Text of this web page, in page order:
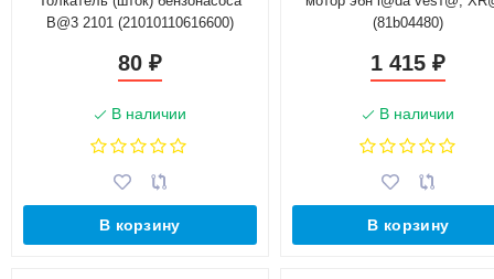
B@3 2101 (21010110616600)
80 ₽
В наличии
В корзину
(81b04480)
1 415₽
В наличии
В корзину